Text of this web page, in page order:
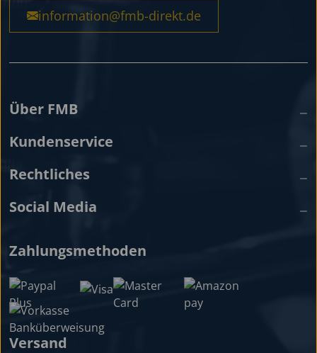
information@fmb-direkt.de
Über FMB
Kundenservice
Rechtliches
Social Media
Zahlungsmethoden
Versand